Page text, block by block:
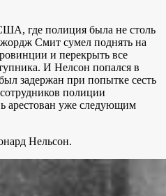
где полиция была не столь
Смит сумел поднять на
и перекрыть все
И Нелсон попался в
задержан при попытке сесть
полиции
арестован уже следующим
Нельсон.